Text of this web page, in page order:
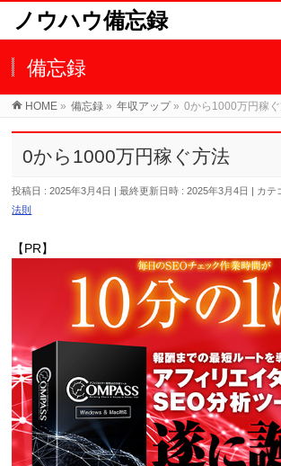
ノウハウ備忘録
備忘録
HOME » 備忘録 » 年収アップ» 0から1000万円稼
0から1000万円稼ぐ方法
投稿日 : 2025年3月4日 最終更新日時 : 2025年3月4日 カテ
法則
【PR】